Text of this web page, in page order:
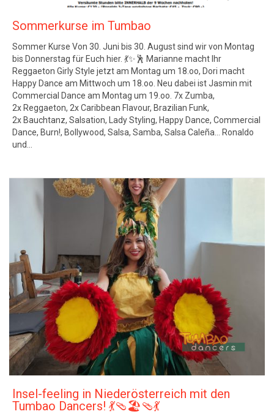
Sommerkurse im Tumbao
Sommer Kurse Von 30. Juni bis 30. August sind wir von Montag
bis Donnerstag für Euch hier. 💃✨🕺 Marianne macht Ihr
Reggaeton Girly Style jetzt am Montag um 18.oo, Dori macht
Happy Dance am Mittwoch um 18.oo. Neu dabei ist Jasmin mit
Commercial Dance am Montag um 19.oo. 7x Zumba,
2x Reggaeton, 2x Caribbean Flavour, Brazilian Funk,
2x Bauchtanz, Salsation, Lady Styling, Happy Dance, Commercial
Dance, Burn!, Bollywood, Salsa, Samba, Salsa Caleña… Ronaldo
und…
Insel-feeling in Niederösterreich mit den
Tumbao Dancers! 💃🩴🏖🩴💃